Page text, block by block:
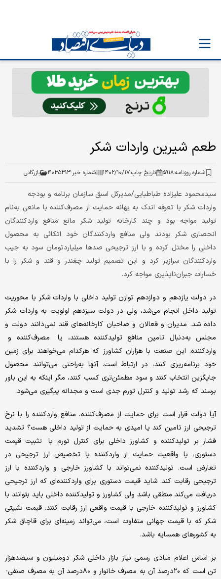
طعم شیرین واردات شکر
شماره روزنامه:۵۹۱۸ تاریخ چاپ:۱۴۰۲/۱۰/۱۷ شماره خبر:۴۰۳۵۲۹۳ بازرگانی
سید‌محمود علیزاده ‌طباطبایی/مدیرکل اسبق سازمان برنامه و بودجه
واردات شکر با تعرفه اندک به بهانه حمایت از مصرف‌کننده با مانعی به‌نام
تولید مواجه بود و چند کارخانه تولید شکر مانع منافع واردکنندگان
انحصاری شکر بودند ولی منافع واردکنندگان خود اتکائی به محصول
داخلی را مختل کرده و با ارز ترجیحی صدها ‌میلیارد‌تومان سود به جیب
واردکنندگان سرازیر کرد و این تصمیم تولید چغندر و قند و شکر را با
خسارات جبران‌ناپذیری مواجه کرد.
در دولت یازدهم و دوازدهم توازن تولید داخلی با واردات شکر با محوریت
تولید داخل انجام می‌شد، ولی در دولت سیزدهم اولویت به واردات شکر
داده شد. مدیران و فعالان و صاحبان کارخانه‌‌‌‌‌‌های قند نمی‌دانند دولت و
مجلس به‌دنبال تامین منافع تولیدکننده هستند، یا مصرف‌کننده و
واردکننده. این صنعت با‌ هزاران کشاورز که هرکدام می‌خواهند برای زمین
خود برنامه‌‌‌‌‌‌ریزی کنند، در ارتباط است. آنها به‌راحتی می‌توانند محصول
جایگزین انتخاب کنند و سود مطمئن‌‌‌‌‌‌تری کسب کنند، مگر اینکه به این باور
برسند که رشد تولید و کنترل تورم جدی است و مجدانه پیگیری می‌شود.
آیا دولت قرار است برای حمایت از مصرف‌کننده، منافع واردکننده را با نرخ
ترجیحی ارز تامین کند یا امیدی به حمایت از تولید داخلی هست؟ تشدید
فشار بر تولیدکننده و کشاورز داخلی برای کنترل تورم با تثبیت قیمت
دستوری، با واقعیت حمایت از واردکننده با تخصیص ارز ترجیحی در
تعارض است. تولیدکننده نمی‌تواند با کشاورز خارجی و واردکننده با ارز
ترجیحی رقابت کند. شاید قیمت دستوری برای واردکننده‌‌‌‌‌‌ای که ارز ترجیحی
دریافت می‌کند منطقی باشد ولی کشاورز و تولیدکننده داخلی باید بتوانند با
کشاورز و تولیدکننده خارجی با قیمت واقعی ارز رقابت کنند. قیمت تثبیتی
شکر که با قیمت جهانی متفاوت است، می‌تواند زمینه‌‌‌‌‌‌ای برای قاچاق شکر
به کشورهای همسایه باشد.
بر اساس اعلام مبادی رسمی نیاز بازار داخلی شکر دو‌میلیون و سیصد‌هزار
‌تن است که ۲۰‌درصد آن به مصرف خانوار و ۸۰‌درصد آن به مصرف صنفی-